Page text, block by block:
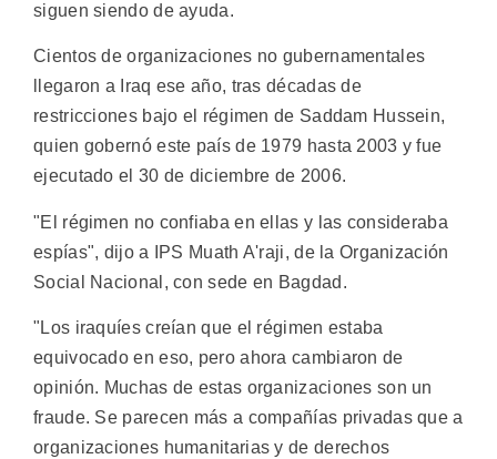
siguen siendo de ayuda.
Cientos de organizaciones no gubernamentales
llegaron a Iraq ese año, tras décadas de
restricciones bajo el régimen de Saddam Hussein,
quien gobernó este país de 1979 hasta 2003 y fue
ejecutado el 30 de diciembre de 2006.
"El régimen no confiaba en ellas y las consideraba
espías", dijo a IPS Muath A'raji, de la Organización
Social Nacional, con sede en Bagdad.
"Los iraquíes creían que el régimen estaba
equivocado en eso, pero ahora cambiaron de
opinión. Muchas de estas organizaciones son un
fraude. Se parecen más a compañías privadas que a
organizaciones humanitarias y de derechos